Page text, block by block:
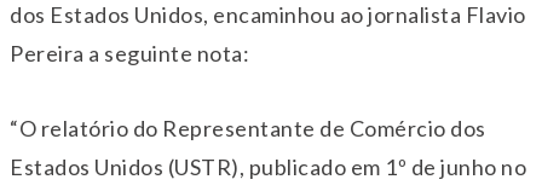
dos Estados Unidos, encaminhou ao jornalista Flavio
Pereira a seguinte nota:
“O relatório do Representante de Comércio dos
Estados Unidos (USTR), publicado em 1º de junho no